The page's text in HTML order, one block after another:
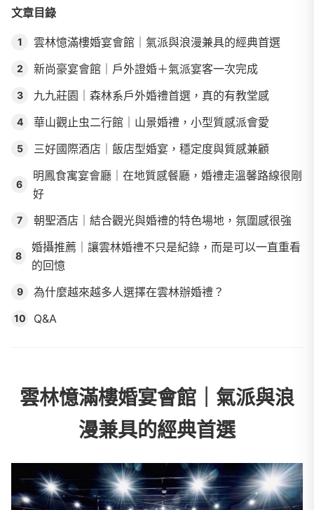
文章目錄
1 雲林憶滿樓婚宴會館｜氣派與浪漫兼具的經典首選
2 新尚豪宴會館｜戶外證婚＋氣派宴客一次完成
3 九九莊園｜森林系戶外婚禮首選，真的有教堂感
4 華山觀止虫二行館｜山景婚禮，小型質感派會愛
5 三好國際酒店｜飯店型婚宴，穩定度與質感兼顧
6
明鳳食寓宴會廳｜在地質感餐廳，婚禮走溫馨路線很剛
好
7 朝聖酒店｜結合觀光與婚禮的特色場地，氛圍感很強
8
婚攝推薦｜讓雲林婚禮不只是紀錄，而是可以一直重看
的回憶
9 為什麼越來越多人選擇在雲林辦婚禮？
10 Q&A
雲林憶滿樓婚宴會館｜氣派與浪
漫兼具的經典首選